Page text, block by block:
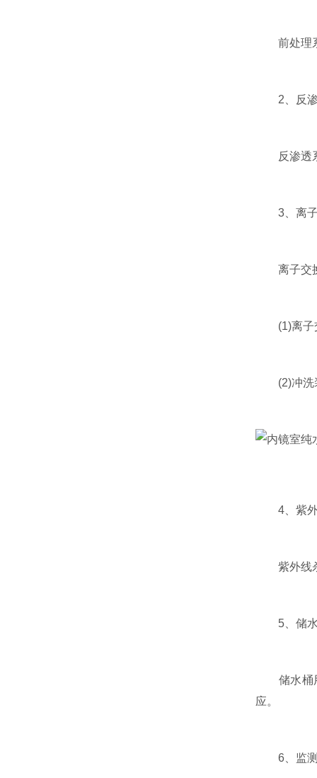
前处理系
2、反渗
反渗透系
3、离子
离子交换
(1)离子交
(2)冲洗装
4、紫外
紫外线杀
5、储水
储水桶用
应。
6、监测